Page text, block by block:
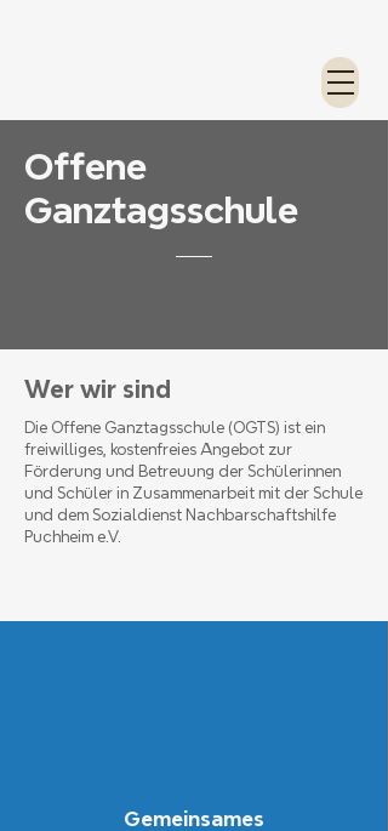
Offene
Ganztagsschule
Wer wir sind
Die Offene Ganztagsschule (OGTS) ist ein
freiwilliges, kostenfreies Angebot zur
Förderung und Betreuung der Schülerinnen
und Schüler in Zusammenarbeit mit der Schule
und dem Sozialdienst Nachbarschaftshilfe
Puchheim e.V.
Gemeinsames